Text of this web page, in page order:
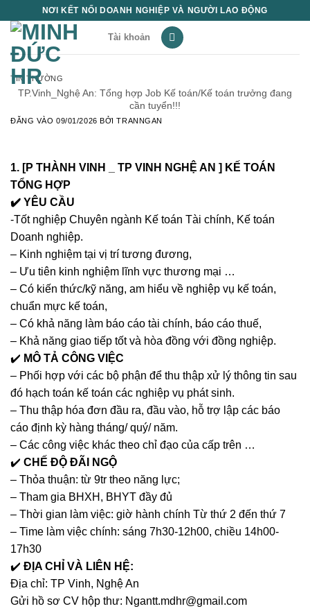
qua
dung
NƠI KẾT NỐI DOANH NGHIỆP VÀ NGƯỜI LAO ĐỘNG
Tài khoản
TIN THƯỜNG
TP.Vinh_Nghệ An: Tổng hợp Job Kế toán/Kế toán trưởng đang
cần tuyển!!!
ĐĂNG VÀO09/01/2026 BỞITRANNGAN
1. [P THÀNH VINH _ TP VINH NGHỆ AN ] KẾ TOÁN
TỔNG HỢP
✔️ YÊU CẦU
-Tốt nghiệp Chuyên ngành Kế toán Tài chính, Kế toán
Doanh nghiệp.
– Kinh nghiệm tại vị trí tương đương,
– Ưu tiên kinh nghiệm lĩnh vực thương mại …
– Có kiến thức/kỹ năng, am hiểu về nghiệp vụ kế toán,
chuẩn mực kế toán,
– Có khả năng làm báo cáo tài chính, báo cáo thuế,
– Khả năng giao tiếp tốt và hòa đồng với đồng nghiệp.
✔️ MÔ TẢ CÔNG VIỆC
– Phối hợp với các bộ phận để thu thập xử lý thông tin sau
đó hạch toán kế toán các nghiệp vụ phát sinh.
– Thu thập hóa đơn đầu ra, đầu vào, hỗ trợ lập các báo
cáo định kỳ hàng tháng/ quý/ năm.
– Các công việc khác theo chỉ đạo của cấp trên …
✔️ CHẾ ĐỘ ĐÃI NGỘ
– Thỏa thuận: từ 9tr theo năng lực;
– Tham gia BHXH, BHYT đầy đủ
– Thời gian làm việc: giờ hành chính Từ thứ 2 đến thứ 7
– Time làm việc chính: sáng 7h30-12h00, chiều 14h00-
17h30
✔️ ĐỊA CHỈ VÀ LIÊN HỆ:
Địa chỉ: TP Vinh, Nghệ An
Gửi hồ sơ CV hộp thư: Ngantt.mdhr@gmail.com